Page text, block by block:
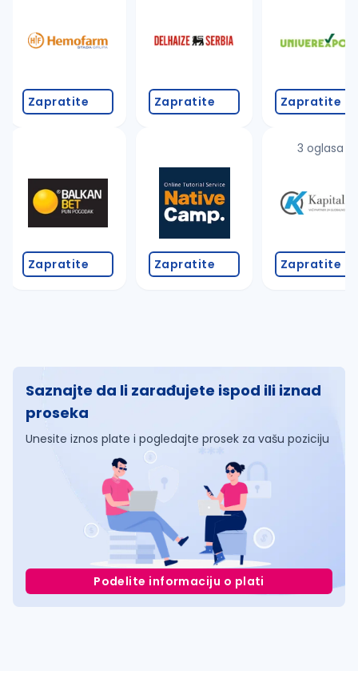
Zapratite
Zapratite
Zapratite
Zapratite
Zapratite
3 oglasa
Zapratite
Saznajte da li zarađujete ispod ili iznad
proseka
Unesite iznos plate i pogledajte prosek za vašu poziciju
Podelite informaciju o plati